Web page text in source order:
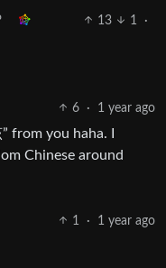
13 1
·
6 · 1 year ago
from you haha. I
Chinese around
1 · 1 year ago